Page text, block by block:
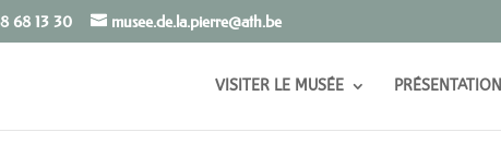
68 13 30 musee.de.la.pierre@ath.be
VISITER LE MUSÉE PRÉSENTATION